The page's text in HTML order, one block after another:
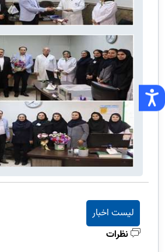
لیست اخبار
نظرات